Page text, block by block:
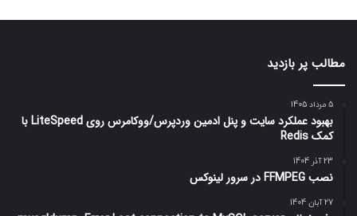
مطالب پر بازدید
5 مرداد 1405
بهبود عملکرد سایت و پنل ادمین وردپرس/ووکامرس روی LiteSpeed با
کمک Redis
23 آذر 1404
نصب FFMPEG در سرور لینوکس
27 آبان 1404